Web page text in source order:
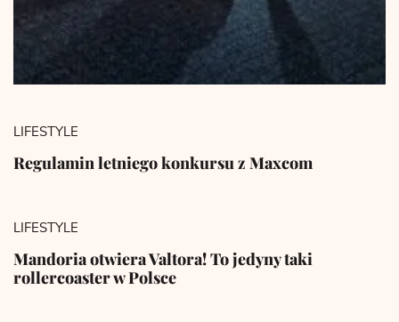
LIFESTYLE
Regulamin letniego konkursu z Maxcom
LIFESTYLE
Mandoria otwiera Valtora! To jedyny taki
rollercoaster w Polsce